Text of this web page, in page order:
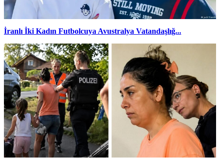
İranlı İki Kadın Futbolcuya Avustralya Vatandaşlığ...